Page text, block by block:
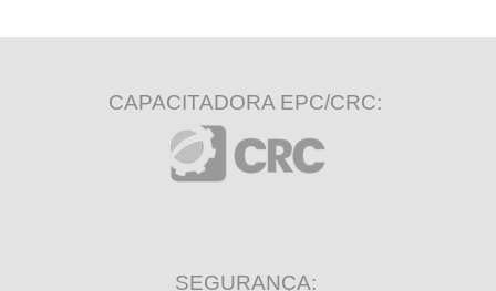
CAPACITADORA EPC/CRC:
SEGURANÇA: